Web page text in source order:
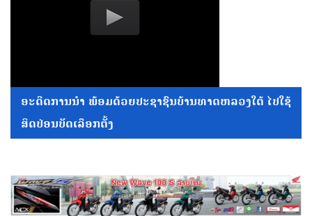
ອະດີດການນໍາ ພ້ອມດ້ວຍປະຊາຊົນບ້ານທາດຫລວງໃຕ້ ໄປໃຊ້
ສິດປ່ອນບັດເລືອກຕັ້ງ